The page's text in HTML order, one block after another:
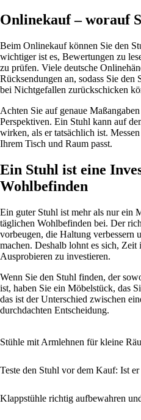
Onlinekauf – worauf
Beim Onlinekauf können Sie den
wichtiger ist es, Bewertungen zu
zu prüfen. Viele deutsche
Rücksendungen an, sodass Sie den
bei Nichtgefallen zurückschicken
Achten Sie auf genaue
Perspektiven. Ein Stuhl kann auf
wirken, als er tatsächlich ist.
Ihrem Tisch und Raum passt.
Ein Stuhl ist eine
Wohlbefinden
Ein guter Stuhl ist mehr als nur ein
täglichen Wohlbefinden bei. Der
vorbeugen, die Haltung verbessern
machen. Deshalb lohnt es sich, Zeit
Ausprobieren zu investieren.
Wenn Sie den Stuhl finden, der
ist, haben Sie ein Möbelstück, das
das ist der Unterschied zwischen
durchdachten Entscheidung.
Stühle mit Armlehnen für kleine
Teste den Stuhl vor dem Kauf: Ist
Klappstühle richtig aufbewahren